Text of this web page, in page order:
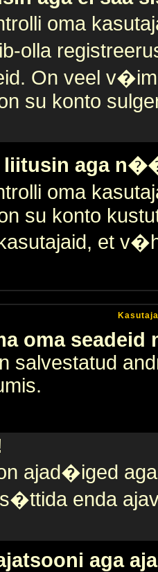
oma
olla
On veel
su konto
liitusin aga
oma
su konto
et
oma seadeid
salvestatud
ajad�iged
s�ttida enda
aga